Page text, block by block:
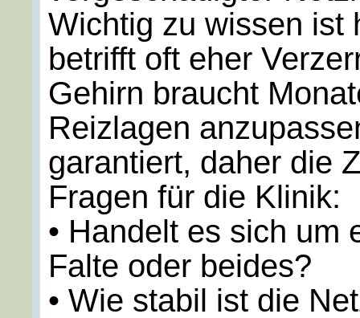
Wichtig zu wissen ist
betrifft oft eher
Gehirn braucht
Reizlagen
garantiert, daher die
Fragen für die Klinik:
• Handelt es sich um
Falte oder beides?
• Wie stabil ist die